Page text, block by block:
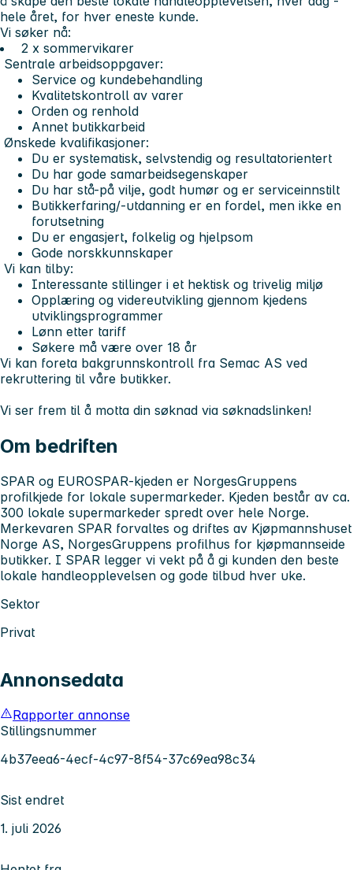
hele året, for hver eneste kunde.
Vi søker nå:
2 x sommervikarer
Sentrale arbeidsoppgaver:
Service og kundebehandling
Kvalitetskontroll av varer
Orden og renhold
Annet butikkarbeid
Ønskede kvalifikasjoner:
Du er systematisk, selvstendig og resultatorientert
Du har gode samarbeidsegenskaper
Du har stå-på vilje, godt humør og er serviceinnstilt
Butikkerfaring/-utdanning er en fordel, men ikke en
forutsetning
Du er engasjert, folkelig og hjelpsom
Gode norskkunnskaper
Vi kan tilby:
Interessante stillinger i et hektisk og trivelig miljø
Opplæring og videreutvikling gjennom kjedens
utviklingsprogrammer
Lønn etter tariff
Søkere må være over 18 år
Vi kan foreta bakgrunnskontroll fra Semac AS ved
rekruttering til våre butikker.
Vi ser frem til å motta din søknad via søknadslinken!
Om bedriften
SPAR og EUROSPAR-kjeden er NorgesGruppens
profilkjede for lokale supermarkeder. Kjeden består av ca.
300 lokale supermarkeder spredt over hele Norge.
Merkevaren SPAR forvaltes og driftes av Kjøpmannshuset
Norge AS, NorgesGruppens profilhus for kjøpmannseide
butikker. I SPAR legger vi vekt på å gi kunden den beste
lokale handleopplevelsen og gode tilbud hver uke.
Sektor
Privat
Annonsedata
Rapporter annonse
Stillingsnummer
4b37eea6-4ecf-4c97-8f54-37c69ea98c34
Sist endret
1. juli 2026